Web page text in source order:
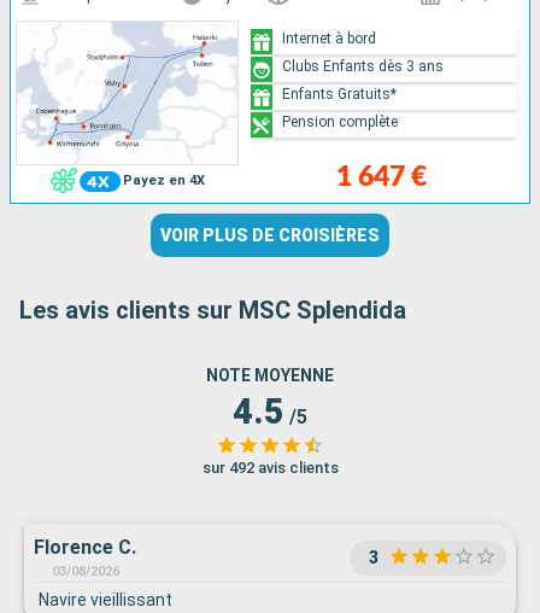
Payez en 4X 1 647 €
Internet à bord
Clubs Enfants dès 3 ans
Enfants Gratuits*
Pension complète
VOIR PLUS DE CROISIÈRES
Les avis clients sur MSC Splendida
NOTE MOYENNE
4.5 /5
sur 492 avis clients
Florence C.
03/08/2026
3
Navire vieillissant